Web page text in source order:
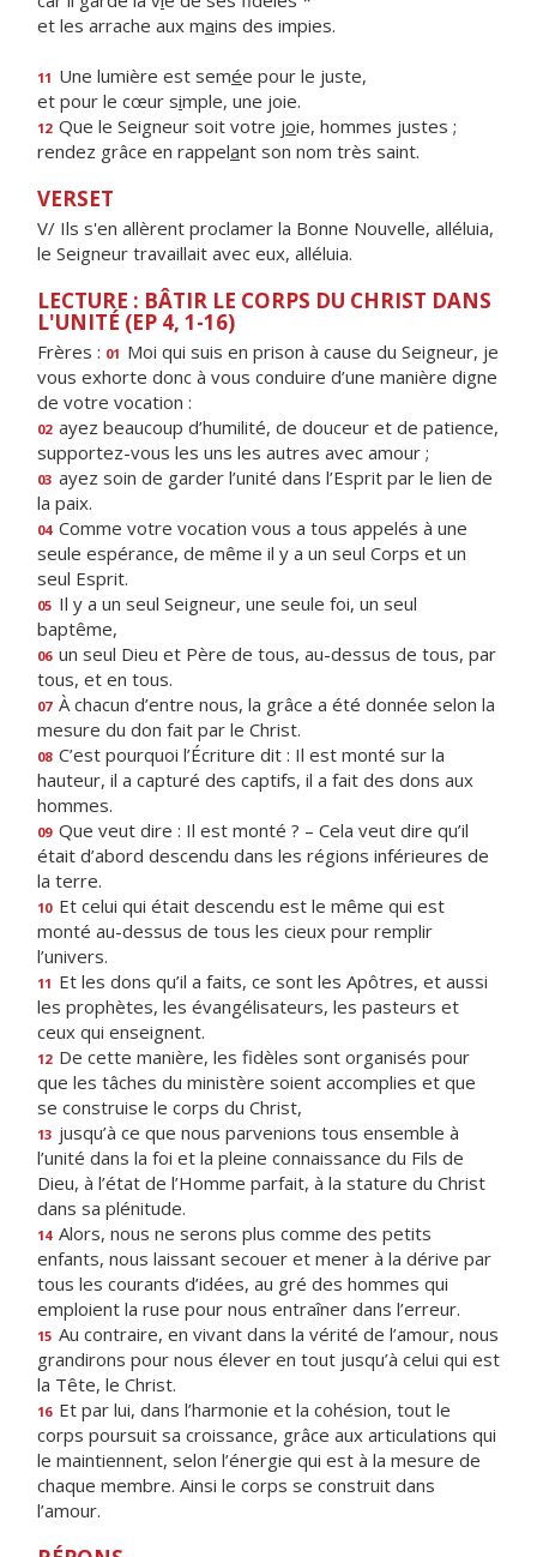
et les arrache aux mains des impies.
11 Une lumière est semée pour le juste,
et pour le cœur simple, une joie.
12 Que le Seigneur soit votre joie, hommes justes ;
rendez grâce en rappelant son nom très saint.
VERSET
V/ Ils s'en allèrent proclamer la Bonne Nouvelle, alléluia,
le Seigneur travaillait avec eux, alléluia.
LECTURE : BÂTIR LE CORPS DU CHRIST DANS
L'UNITÉ (EP 4, 1-16)
Frères : 01 Moi qui suis en prison à cause du Seigneur, je
vous exhorte donc à vous conduire d’une manière digne
de votre vocation :
02 ayez beaucoup d’humilité, de douceur et de patience,
supportez-vous les uns les autres avec amour ;
03 ayez soin de garder l’unité dans l’Esprit par le lien de
la paix.
04 Comme votre vocation vous a tous appelés à une
seule espérance, de même il y a un seul Corps et un
seul Esprit.
05 Il y a un seul Seigneur, une seule foi, un seul
baptême,
06 un seul Dieu et Père de tous, au-dessus de tous, par
tous, et en tous.
07 À chacun d’entre nous, la grâce a été donnée selon la
mesure du don fait par le Christ.
08 C’est pourquoi l’Écriture dit : Il est monté sur la
hauteur, il a capturé des captifs, il a fait des dons aux
hommes.
09 Que veut dire : Il est monté ? – Cela veut dire qu’il
était d’abord descendu dans les régions inférieures de
la terre.
10 Et celui qui était descendu est le même qui est
monté au-dessus de tous les cieux pour remplir
l’univers.
11 Et les dons qu’il a faits, ce sont les Apôtres, et aussi
les prophètes, les évangélisateurs, les pasteurs et
ceux qui enseignent.
12 De cette manière, les fidèles sont organisés pour
que les tâches du ministère soient accomplies et que
se construise le corps du Christ,
13 jusqu’à ce que nous parvenions tous ensemble à
l’unité dans la foi et la pleine connaissance du Fils de
Dieu, à l’état de l’Homme parfait, à la stature du Christ
dans sa plénitude.
14 Alors, nous ne serons plus comme des petits
enfants, nous laissant secouer et mener à la dérive par
tous les courants d’idées, au gré des hommes qui
emploient la ruse pour nous entraîner dans l’erreur.
15 Au contraire, en vivant dans la vérité de l’amour, nous
grandirons pour nous élever en tout jusqu’à celui qui est
la Tête, le Christ.
16 Et par lui, dans l’harmonie et la cohésion, tout le
corps poursuit sa croissance, grâce aux articulations qui
le maintiennent, selon l’énergie qui est à la mesure de
chaque membre. Ainsi le corps se construit dans
l’amour.